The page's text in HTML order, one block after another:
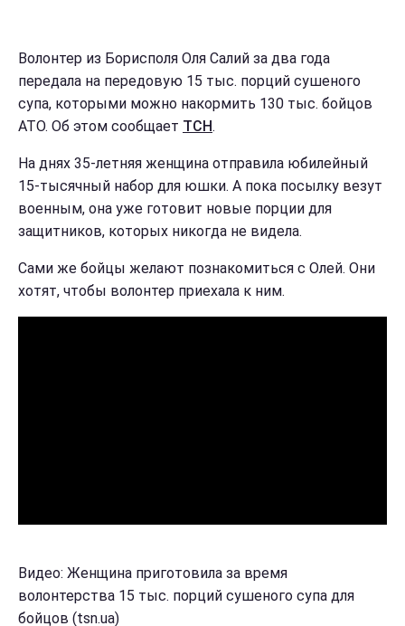
Волонтер из Борисполя Оля Салий за два года
передала на передовую 15 тыс. порций сушеного
супа, которыми можно накормить 130 тыс. бойцов
АТО. Об этом сообщает ТСН.
На днях 35-летняя женщина отправила юбилейный
15-тысячный набор для юшки. А пока посылку везут
военным, она уже готовит новые порции для
защитников, которых никогда не видела.
Сами же бойцы желают познакомиться с Олей. Они
хотят, чтобы волонтер приехала к ним.
Видео: Женщина приготовила за время
волонтерства 15 тыс. порций сушеного супа для
бойцов (tsn.ua)